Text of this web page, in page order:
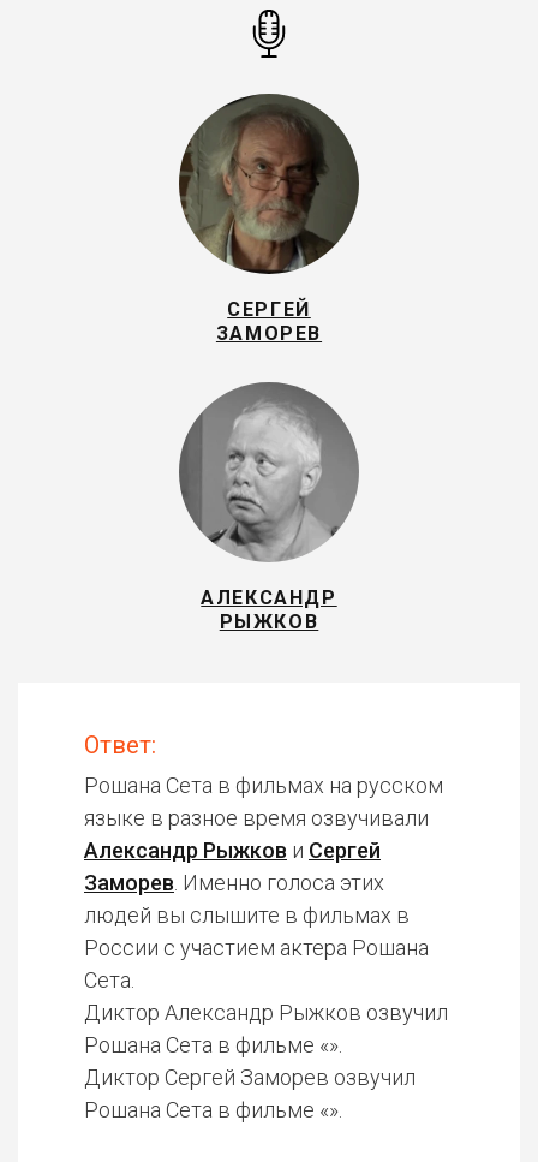
СЕРГЕЙ
ЗАМОРЕВ
АЛЕКСАНДР
РЫЖКОВ
Ответ:
Рошана Сета в фильмах на русском
языке в разное время озвучивали
Александр Рыжков и Сергей
Заморев . Именно голоса этих
людей вы слышите в фильмах в
России с участием актера Рошана
Сета.
Диктор Александр Рыжков озвучил
Рошана Сета в фильме «».
Диктор Сергей Заморев озвучил
Рошана Сета в фильме «».